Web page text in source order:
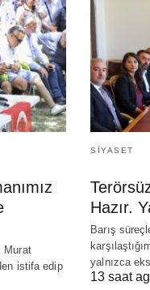
Murat
istifa edip
SIYASET
Hazır.
Barış
yalnızca
13 saat